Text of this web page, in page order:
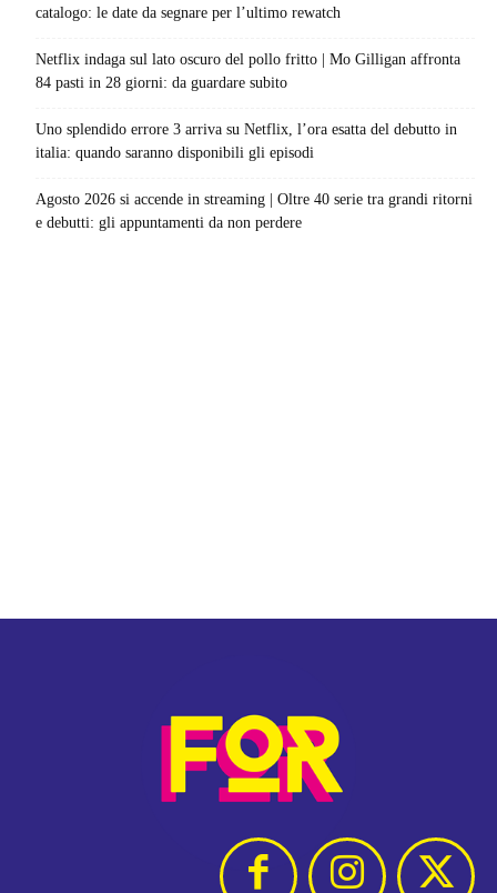
catalogo: le date da segnare per l’ultimo rewatch
Netflix indaga sul lato oscuro del pollo fritto | Mo Gilligan affronta
84 pasti in 28 giorni: da guardare subito
Uno splendido errore 3 arriva su Netflix, l’ora esatta del debutto in
italia: quando saranno disponibili gli episodi
Agosto 2026 si accende in streaming | Oltre 40 serie tra grandi ritorni
e debutti: gli appuntamenti da non perdere